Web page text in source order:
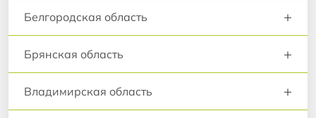
Белгородская область +
Брянская область +
Владимирская область +